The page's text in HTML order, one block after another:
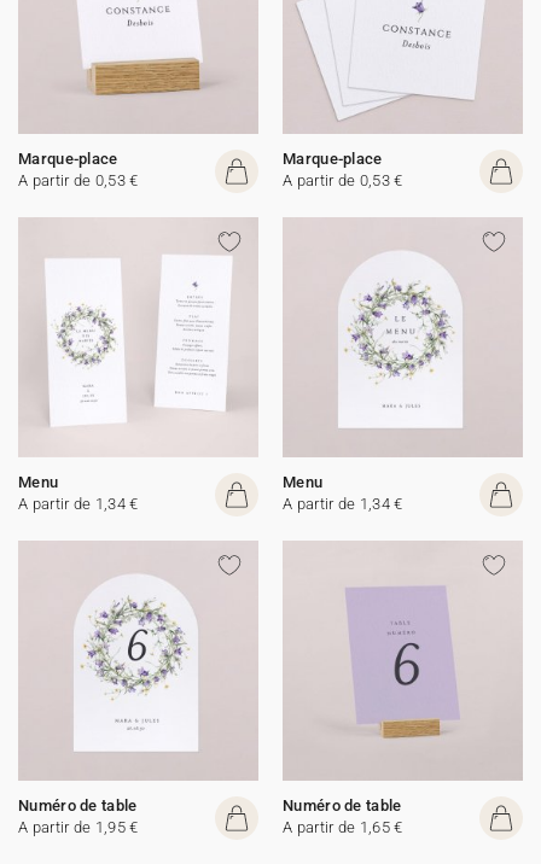
Marque-place
A partir de 0,53 €
Marque-place
A partir de 0,53 €
Menu
A partir de 1,34 €
Menu
A partir de 1,34 €
Numéro de table
A partir de 1,95 €
Numéro de table
A partir de 1,65 €